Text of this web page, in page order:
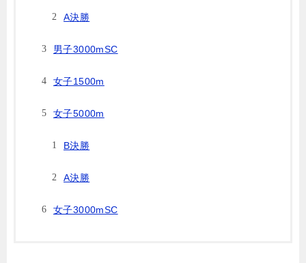
A決勝
男子3000mSC
女子1500m
女子5000m
B決勝
A決勝
女子3000mSC